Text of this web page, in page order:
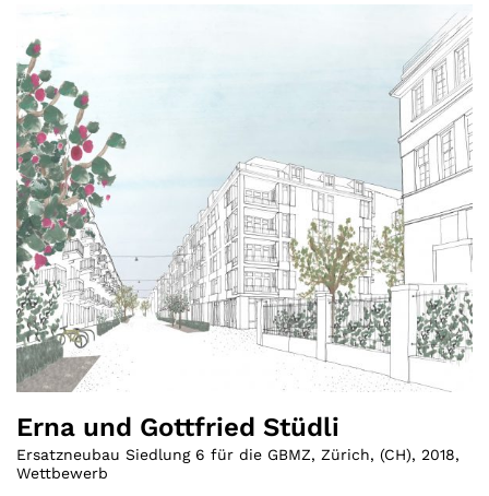
Erna und Gottfried Stüdli
Ersatzneubau Siedlung 6 für die GBMZ, Zürich, (CH), 2018,
Wettbewerb